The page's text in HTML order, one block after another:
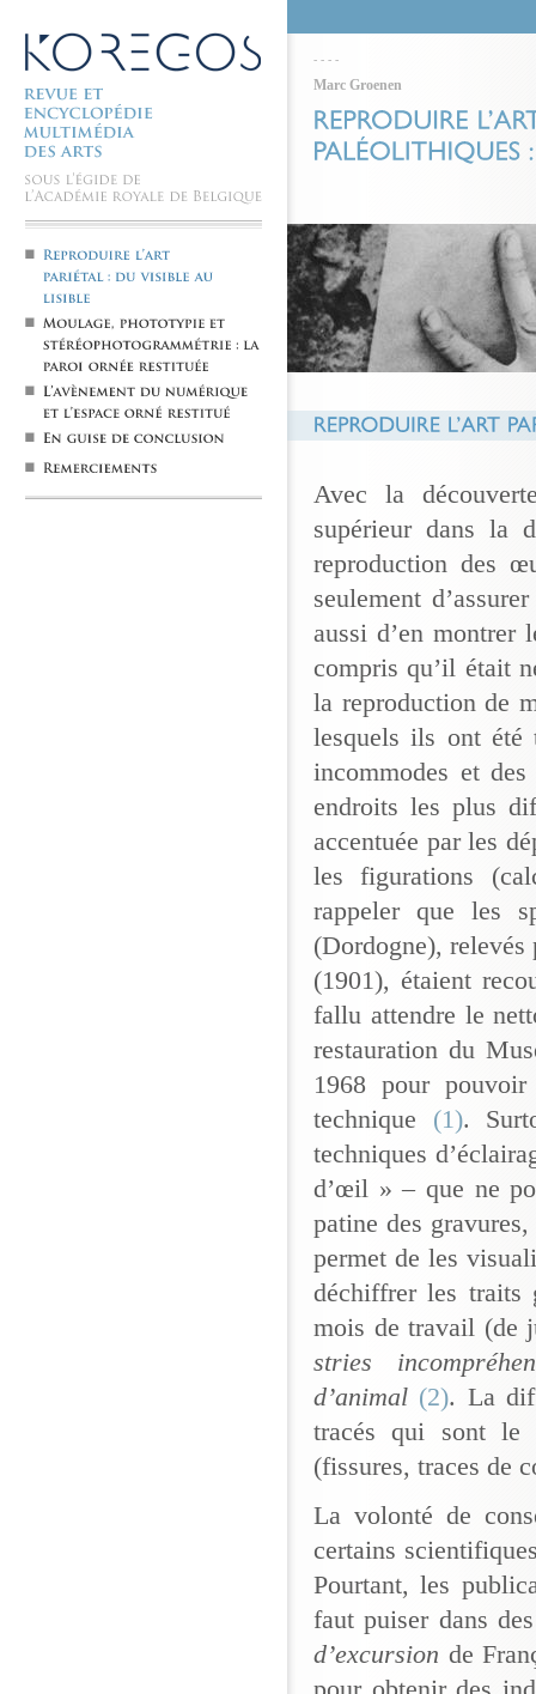
- - - -
Marc Groenen
Avec la
supérieur dans la
reproduction des
seulement
aussi d’en montrer
compris qu’il était
la reproduction de
lesquels ils ont été
incommodes et
endroits les plus
accentuée par les
les figurations
rappeler que les
(Dordogne),
(1901), étaient
fallu attendre le
restauration du
1968 pour
technique (1).
techniques
d’œil » – que ne
patine des
permet de les
déchiffrer les traits
mois de travail (de
stries
d’animal (2). La
tracés qui sont le
(fissures, traces de
La volonté de
certains
Pourtant, les
faut puiser dans
d’excursion de